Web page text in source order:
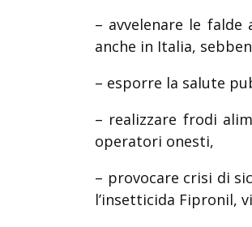
– avvelenare le
anche in Italia,
– esporre la salute
– realizzare frodi
operatori onesti,
– provocare crisi di
l’insetticida Fipronil,